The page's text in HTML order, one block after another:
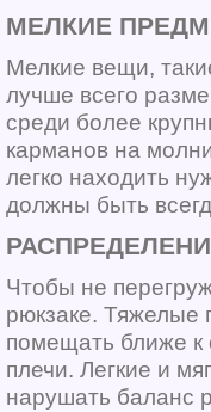
МЕЛКИЕ
Мелкие вещи,
лучше всего
среди более
карманов на
легко находить
должны быть
Чтобы не
рюкзаке. Тяжелые
помещать ближе к
плечи. Легкие и
нарушать баланс